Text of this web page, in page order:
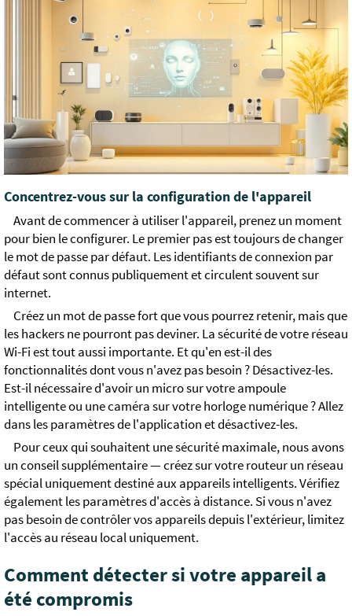
Concentrez-vous sur la configuration de l'appareil
Avant de commencer à utiliser l'appareil, prenez un moment
pour bien le configurer. Le premier pas est toujours de changer
le mot de passe par défaut. Les identifiants de connexion par
défaut sont connus publiquement et circulent souvent sur
internet.
Créez un mot de passe fort que vous pourrez retenir, mais que
les hackers ne pourront pas deviner. La sécurité de votre réseau
Wi-Fi est tout aussi importante. Et qu'en est-il des
fonctionnalités dont vous n'avez pas besoin ? Désactivez-les.
Est-il nécessaire d'avoir un micro sur votre ampoule
intelligente ou une caméra sur votre horloge numérique ? Allez
dans les paramètres de l'application et désactivez-les.
Pour ceux qui souhaitent une sécurité maximale, nous avons
un conseil supplémentaire — créez sur votre routeur un réseau
spécial uniquement destiné aux appareils intelligents. Vérifiez
également les paramètres d'accès à distance. Si vous n'avez
pas besoin de contrôler vos appareils depuis l'extérieur, limitez
l'accès au réseau local uniquement.
Comment détecter si votre appareil a
été compromis